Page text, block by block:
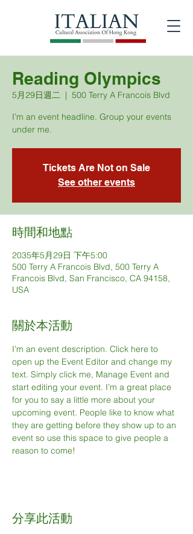
Reading Olympics
5月29日週二
  |
500 Terry A Francois Blvd
I’m an event headline. Group your events
under me.
Tickets Are Not on Sale
See other events
時間和地點
2035年5月29日 下午5:00
500 Terry A Francois Blvd, 500 Terry A
Francois Blvd, San Francisco, CA 94158,
USA
關於本活動
I’m an event description. Click here to
open up the Event Editor and change my
text. Simply click me, Manage Event and
start editing your event. I’m a great place
for you to say a little more about your
upcoming event. People like to know what
they are getting before they show up to an
event so use this space to give people a
reason to come!
分享此活動